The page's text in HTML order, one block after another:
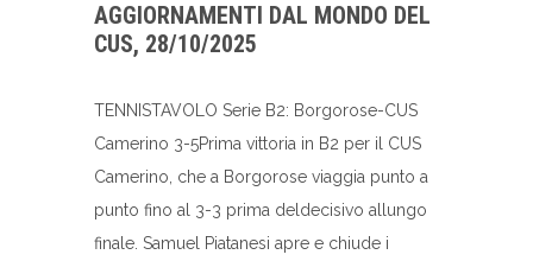
AGGIORNAMENTI DAL MONDO DEL
CUS, 28/10/2025
TENNISTAVOLO Serie B2: Borgorose-CUS
Camerino 3-5Prima vittoria in B2 per il CUS
Camerino, che a Borgorose viaggia punto a
punto fino al 3-3 prima deldecisivo allungo
finale. Samuel Piatanesi apre e chiude i